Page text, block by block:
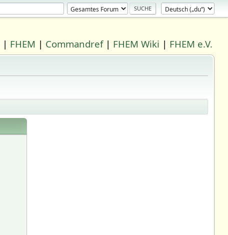
| FHEM | Commandref| FHEM Wiki | FHEM e.V.